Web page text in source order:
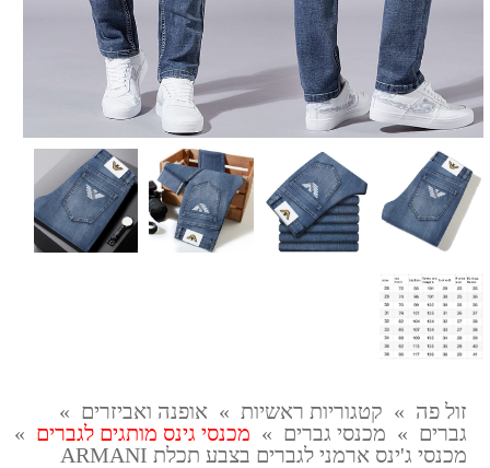
זול פה » קטגוריות ראשיות » אופנה ואביזרים »
גברים » מכנסי גברים » מכנסי גינס מותגים לגברים »
מכנסי ג'ינס ארמני לגברים בצבע תכלת ARMANI